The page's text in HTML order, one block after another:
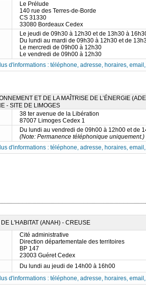
Le Prélude
140 rue des Terres-de-Borde
CS 31330
33080 Bordeaux Cedex
Le jeudi de 09h30 à 12h30 et de 13h30 à
Du lundi au mardi de 09h30 à 12h30 et de
Le mercredi de 09h00 à 12h30
Le vendredi de 09h00 à 12h30
d'informations : téléphone, adresse, horaires,
ET DE LA MAÎTRISE DE L’ÉNERGIE
- SITE DE LIMOGES
38 ter avenue de la Libération
87007 Limoges Cedex 1
Du lundi au vendredi de 09h00 à 12h00 et de
(Note: Permanence téléphonique uniquement.)
d'informations : téléphone, adresse, horaires,
L'HABITAT (ANAH) - CREUSE
Cité administrative
Direction départementale des territoires
BP 147
23003 Guéret Cedex
Du lundi au jeudi de 14h00 à 16h00
d'informations : téléphone, adresse, horaires,